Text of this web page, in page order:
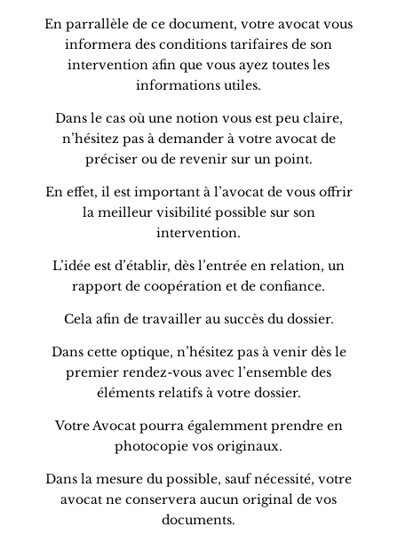
En parrallèle de ce document, votre avocat vous
informera des conditions tarifaires de son
intervention afin que vous ayez toutes les
informations utiles.
Dans le cas où une notion vous est peu claire,
n’hésitez pas à demander à votre avocat de
préciser ou de revenir sur un point.
En effet, il est important à l’avocat de vous offrir
la meilleur visibilité possible sur son
intervention.
L’idée est d’établir, dès l’entrée en relation, un
rapport de coopération et de confiance.
Cela afin de travailler au succès du dossier.
Dans cette optique, n’hésitez pas à venir dès le
premier rendez-vous avec l’ensemble des
éléments relatifs à votre dossier.
Votre Avocat pourra égalemment prendre en
photocopie vos originaux.
Dans la mesure du possible, sauf nécessité, votre
avocat ne conservera aucun original de vos
documents.